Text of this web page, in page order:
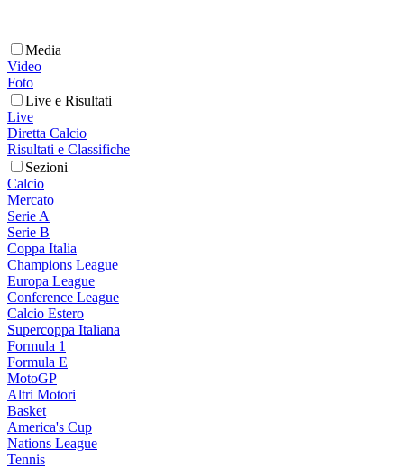
Media
Video
Foto
Live e Risultati
Live
Diretta Calcio
Risultati e Classifiche
Sezioni
Calcio
Mercato
Serie A
Serie B
Coppa Italia
Champions League
Europa League
Conference League
Calcio Estero
Supercoppa Italiana
Formula 1
Formula E
MotoGP
Altri Motori
Basket
America's Cup
Nations League
Tennis